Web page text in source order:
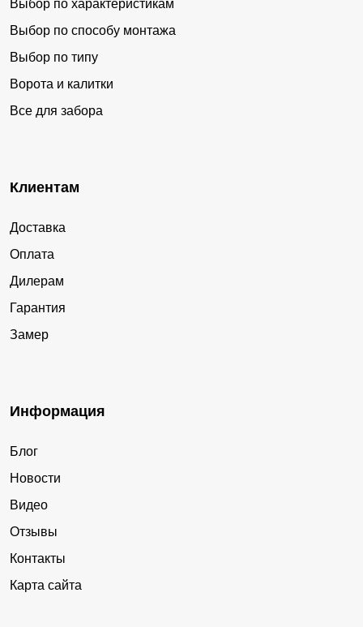
Выбор по характеристикам
Выбор по способу монтажа
Выбор по типу
Ворота и калитки
Все для забора
Клиентам
Доставка
Оплата
Дилерам
Гарантия
Замер
Информация
Блог
Новости
Видео
Отзывы
Контакты
Карта сайта